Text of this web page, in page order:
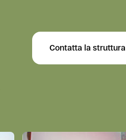
Contatta la struttura